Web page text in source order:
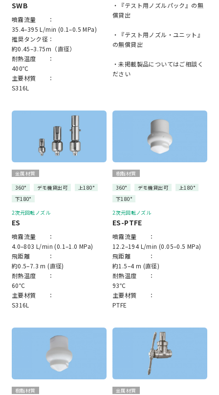
SWB
噴霧流量 ：
35.4–395 L/min (0.1–0.5 MPa)
推奨タンク径：
約0.45–3.75m（直径）
耐熱温度 ：
400℃
主要材質 ：
S316L
・『テスト用ノズルパック』の無
償貸出
・『テスト用ノズル・ユニット』
の無償貸出
・未掲載製品についてはご相談く
ださい
金属材質
360°
デモ機貸出可
上180°
下180°
2次元回転ノズル
ES
噴霧流量 ：
4.0–803 L/min (0.1–1.0 MPa)
飛距離 ：
約0.5–7.3 m (直径)
耐熱温度 ：
60℃
主要材質 ：
S316L
樹脂材質
360°
デモ機貸出可
上180°
下180°
2次元回転ノズル
ES-PTFE
噴霧流量 ：
12.2–194 L/min (0.05–0.5 MPa)
飛距離 ：
約1.5–4 m (直径)
耐熱温度 ：
93℃
主要材質 ：
PTFE
樹脂材質
金属材質